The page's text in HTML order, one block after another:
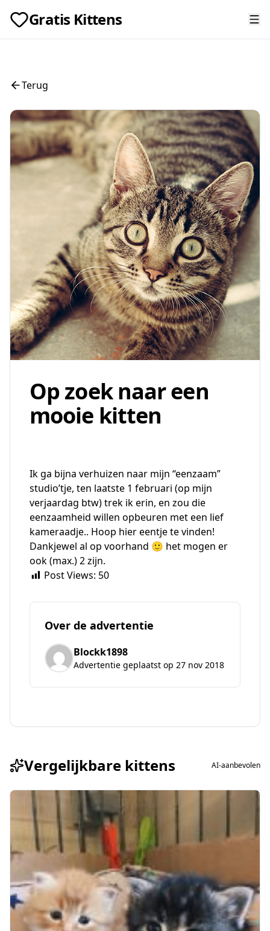
Gratis Kittens
Terug
Op zoek naar een
mooie kitten
Ik ga bijna verhuizen naar mijn “eenzaam”
studio’tje, ten laatste 1 februari (op mijn
verjaardag btw) trek ik erin, en zou die
eenzaamheid willen opbeuren met een lief
kameraadje.. Hoop hier eentje te vinden!
Dankjewel al op voorhand 🙂 het mogen er
ook (max.) 2 zijn.
Post Views: 50
Over de advertentie
Blockk1898
Advertentie geplaatst op 27 nov 2018
Vergelijkbare kittens AI-aanbevolen